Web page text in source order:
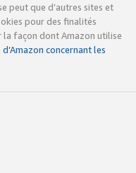
peut que d’autres sites et
pour des finalités
la façon dont Amazon utilise
concernant les